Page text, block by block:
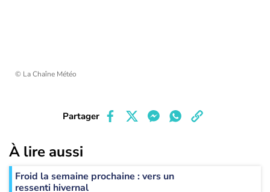
© La Chaîne Météo
Partager
À lire aussi
Froid la semaine prochaine : vers un
ressenti hivernal